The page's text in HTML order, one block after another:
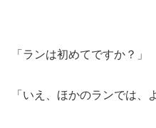
「ランは初めてですか？」
「いえ、ほかのランでは、